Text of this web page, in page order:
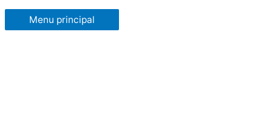
Menu principal